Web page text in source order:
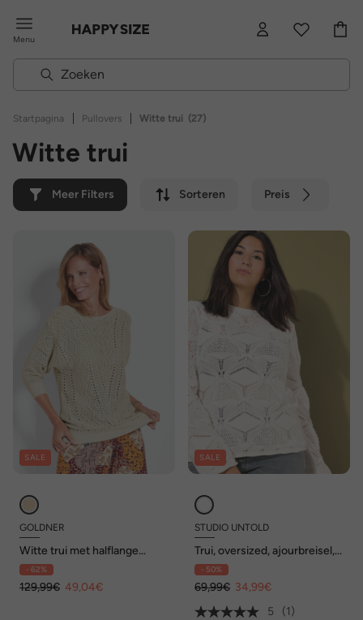
Menu
Startpagina | Pullovers | Witte trui (27)
Witte trui
Meer Filters Sorteren Preis
SALE
GOLDNER
Witte trui met halflange
mouwen
- 62%
129,99€ 49,04€
SALE
STUDIO UNTOLD
Trui, oversized, ajourbreisel,
rolrandjes
- 50%
69,99€ 34,99€
5
(1)